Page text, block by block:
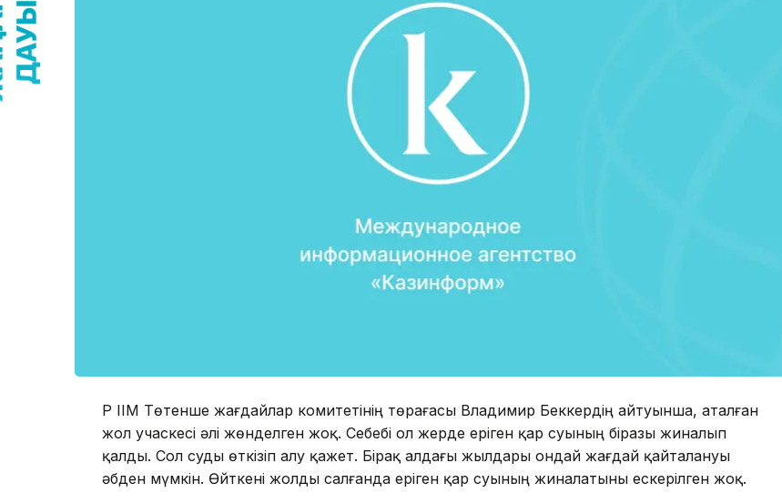
ҚР ІІМ Төтенше жағдайлар комитетінің төрағасы Владимир Беккердің айтуынша, аталған
жол учаскесі әлі жөнделген жоқ. Себебі ол жерде еріген қар суының біразы жиналып
қалды. Сол суды өткізіп алу қажет. Бірақ алдағы жылдары ондай жағдай қайталануы
әбден мүмкін. Өйткені жолды салғанда еріген қар суының жиналатыны ескерілген жоқ.